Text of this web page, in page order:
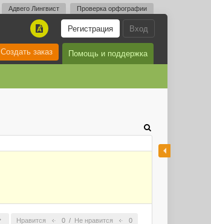
Адвего Лингвист Проверка орфографии
Вход
Регистрация
A
Помощь и поддержка
Создать заказ
Нравится 0 / Не нравится 0